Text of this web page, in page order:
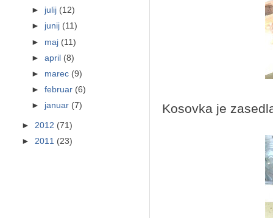
Kosovka je
► julij (12)
► junij (11)
► maj (11)
►april (8)
► marec (9)
►februar (6)
► januar (7)
► 2012 (71)
► 2011 (23)